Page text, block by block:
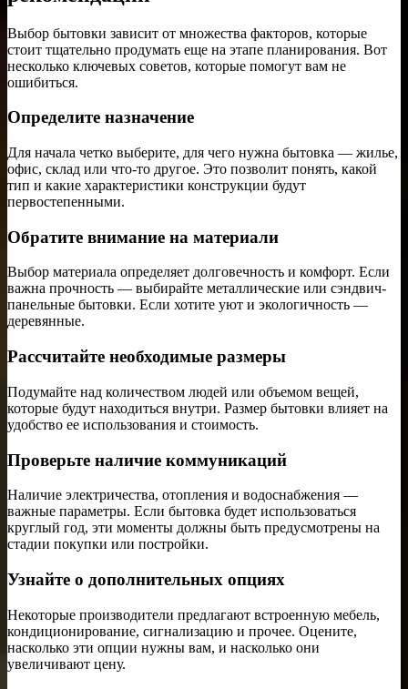
Выбор бытовки зависит от множества факторов, которые
стоит тщательно продумать еще на этапе планирования. Вот
несколько ключевых советов, которые помогут вам не
ошибиться.
Определите назначение
Для начала четко выберите, для чего нужна бытовка — жилье,
офис, склад или что-то другое. Это позволит понять, какой
тип и какие характеристики конструкции будут
первостепенными.
Обратите внимание на материали
Выбор материала определяет долговечность и комфорт. Если
важна прочность — выбирайте металлические или сэндвич-
панельные бытовки. Если хотите уют и экологичность —
деревянные.
Рассчитайте необходимые размеры
Подумайте над количеством людей или объемом вещей,
которые будут находиться внутри. Размер бытовки влияет на
удобство ее использования и стоимость.
Проверьте наличие коммуникаций
Наличие электричества, отопления и водоснабжения —
важные параметры. Если бытовка будет использоваться
круглый год, эти моменты должны быть предусмотрены на
стадии покупки или постройки.
Узнайте о дополнительных опциях
Некоторые производители предлагают встроенную мебель,
кондиционирование, сигнализацию и прочее. Оцените,
насколько эти опции нужны вам, и насколько они
увеличивают цену.